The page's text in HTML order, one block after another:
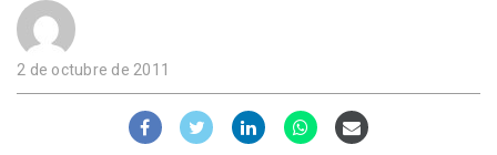
2 de octubre de 2011